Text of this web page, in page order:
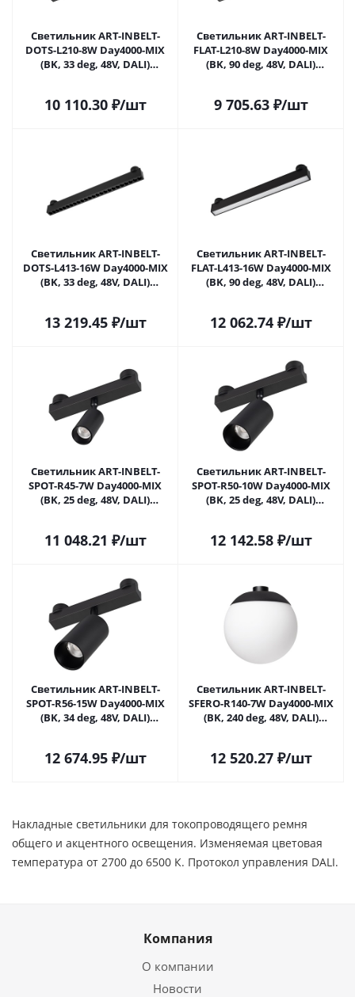
Светильник ART-INBELT-
DOTS-L210-8W Day4000-MIX
(BK, 33 deg, 48V, DALI)
10 110.30₽/шт
Светильник ART-INBELT-
FLAT-L210-8W Day4000-MIX
(BK, 90 deg, 48V, DALI)
9 705.63₽/шт
Светильник ART-INBELT-
DOTS-L413-16W Day4000-MIX
(BK, 33 deg, 48V, DALI)
13 219.45₽/шт
Светильник ART-INBELT-
FLAT-L413-16W Day4000-MIX
(BK, 90 deg, 48V, DALI)
12 062.74₽/шт
Светильник ART-INBELT-
SPOT-R45-7W Day4000-MIX
(BK, 25 deg, 48V, DALI)
11 048.21 ₽/шт
Светильник ART-INBELT-
SPOT-R50-10W Day4000-MIX
(BK, 25 deg, 48V, DALI)
12 142.58₽/шт
Светильник ART-INBELT-
SPOT-R56-15W Day4000-MIX
(BK, 34 deg, 48V, DALI)
12 674.95₽/шт
Светильник ART-INBELT-
SFERO-R140-7W Day4000-MIX
(BK, 240 deg, 48V, DALI)
12 520.27₽/шт
Накладные светильники для токопроводящего ремня
общего и акцентного освещения. Изменяемая цветовая
температура от 2700 до 6500 К. Протокол управления DALI.
Компания
О компании
Новости